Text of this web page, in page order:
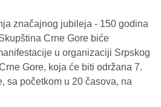
značajnog jubileja - 150 godina
Crne Gore biće
u organizaciji Srpskog
Gore, koja će biti održana 7.
sa početkom u 20 časova, na